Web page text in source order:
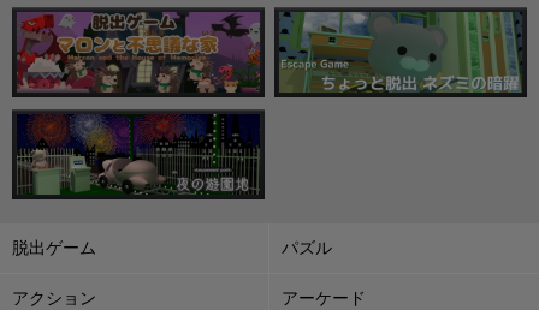
脱出ゲーム パズル
アクション アーケード